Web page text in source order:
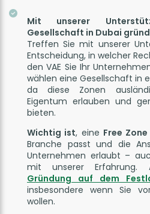
Mit unserer
Gesellschaft in Dubai
Treffen Sie mit unserer
Entscheidung, in welcher
den VAE Sie Ihr
wählen eine Gesellschaft in
da diese Zonen
Eigentum erlauben und
bieten.
Wichtig ist, eine Free Zone
Branche passt und die
Unternehmen erlaubt –
mit unserer Erfahrung.
Gründung auf dem
insbesondere wenn Sie
wollen.